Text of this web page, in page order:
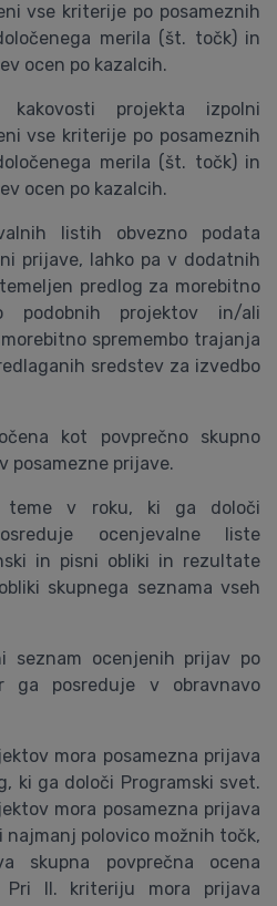
vse kriterije po posameznih
merila (št. točk) in
ocen po kazalcih.
kakovosti projekta izpolni
vse kriterije po posameznih
merila (št. točk) in
ocen po kazalcih.
listih obvezno podata
prijave, lahko pa v dodatnih
predlog za morebitno
podobnih projektov in/ali
spremembo trajanja
sredstev za izvedbo
kot povprečno skupno
posamezne prijave.
teme v roku, ki ga določi
ocenjevalne liste
in pisni obliki in rezultate
skupnega seznama vseh
seznam ocenjenih prijav po
ga posreduje v obravnavo
mora posamezna prijava
ki ga določi Programski svet.
mora posamezna prijava
najmanj polovico možnih točk,
skupna povprečna ocena
Pri II. kriteriju mora prijava